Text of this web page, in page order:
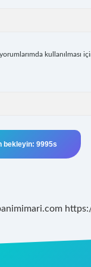
kullanılması